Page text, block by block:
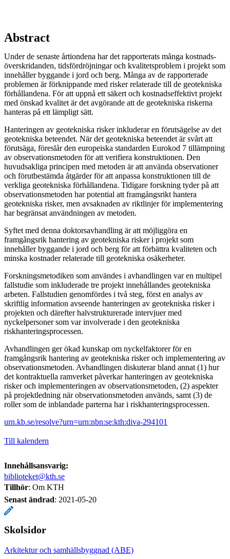
Abstract
Under de senaste årtiondena har det rapporterats många kostnads-
överskridanden, tidsfördröjningar och kvalitetsproblem i projekt som
innehåller byggande i jord och berg. Många av de rapporterade
problemen är förknippande med risker relaterade till de geotekniska
förhållandena. För att uppnå ett säkert och kostnadseffektivt projekt
med önskad kvalitet är det avgörande att de geotekniska riskerna
hanteras på ett lämpligt sätt.
Hanteringen av geotekniska risker inkluderar en förutsägelse av det
geotekniska beteendet. När det geotekniska beteendet är svårt att
förutsäga, föreslår den europeiska standarden Eurokod 7 tillämpning
av observationsmetoden för att verifiera konstruktionen. Den
huvudsakliga principen med metoden är att använda observationer
och förutbestämda åtgärder för att anpassa konstruktionen till de
verkliga geotekniska förhållandena. Tidigare forskning tyder på att
observationsmetoden har potential att framgångsrikt hantera
geotekniska risker, men avsaknaden av riktlinjer för implementering
har begränsat användningen av metoden.
Syftet med denna doktorsavhandling är att möjliggöra en
framgångsrik hantering av geotekniska risker i projekt som
innehåller byggande i jord och berg för att förbättra kvaliteten och
minska kostnader relaterade till geotekniska osäkerheter.
Forskningsmetodiken som användes i avhandlingen var en multipel
fallstudie som inkluderade tre projekt innehållandes geotekniska
arbeten. Fallstudien genomfördes i två steg, först en analys av
skriftlig information avseende hanteringen av geotekniska risker i
projekten och därefter halvstrukturerade intervjuer med
nyckelpersoner som var involverade i den geotekniska
riskhanteringsprocessen.
Avhandlingen ger ökad kunskap om nyckelfaktorer för en
framgångsrik hantering av geotekniska risker och implementering av
observations­metoden. Avhandlingen diskuterar bland annat (1) hur
det kontraktuella ramverket påverkar hanteringen av geotekniska
risker och implemen­teringen av observationsmetoden, (2) aspekter
på projektledning när observationsmetoden används, samt (3) de
roller som de inblandade parterna har i riskhanteringsprocessen.
urn.kb.se/resolve?urn=urn:nbn:se:kth:diva-294101
Till kalendern
Innehållsansvarig:
biblioteket@kth.se
Tillhör: Om KTH
Senast ändrad: 2021-05-20
Skolsidor
Arkitektur och samhällsbyggnad (ABE)